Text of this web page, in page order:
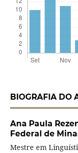
BIOGRAFIA DO
Ana Paula
Federal de
Mestre em